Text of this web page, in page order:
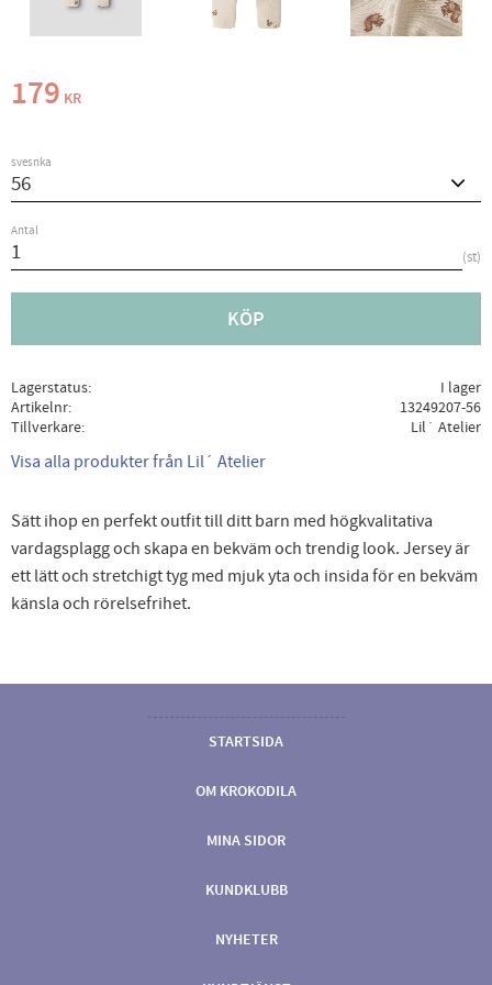
179 KR
svesnka
Antal
st
KÖP
Lagerstatus
I lager
Artikelnr
13249207-56
Tillverkare
Lil´ Atelier
Visa alla produkter från Lil´ Atelier
Sätt ihop en perfekt outfit till ditt barn med högkvalitativa
vardagsplagg och skapa en bekväm och trendig look. Jersey är
ett lätt och stretchigt tyg med mjuk yta och insida för en bekväm
känsla och rörelsefrihet.
STARTSIDA
OM KROKODILA
MINA SIDOR
KUNDKLUBB
NYHETER